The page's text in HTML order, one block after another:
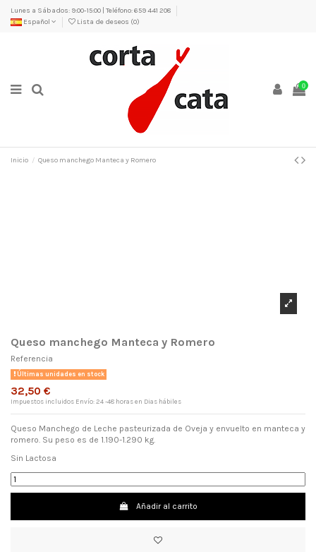
Lunes a Sábados: 9:00-15:00 | Teléfono: 659 441 208
Español
Lista de deseos (0)
0
Inicio Queso manchego Manteca y Romero
Queso manchego Manteca y Romero
Referencia
Últimas unidades en stock
32,50 €
Impuestos incluidos Envío: 24 -48 horas en Dias hábiles
Queso Manchego de Leche pasteurizada de Oveja y envuelto en manteca y
romero. Su peso es de 1.190-1.290 kg.
Sin Lactosa
Añadir al carrito